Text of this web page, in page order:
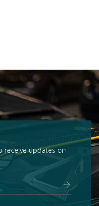
receive updates on